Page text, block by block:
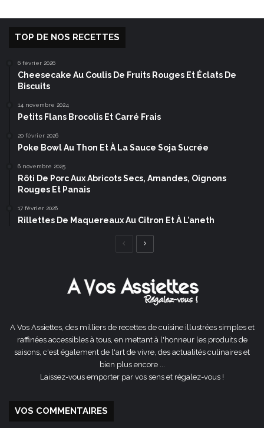
TOP DE NOS RECETTES
6 février 2026
Cheesecake Au Coulis De Fruits Rouges Et Éclats De
Biscuits
14 novembre 2024
Petits Flans Brocolis Et Carré Frais
20 février 2026
Poke Bowl Au Thon Et À La Sauce Soja Sucrée
6 novembre 2025
Rôti De Porc Aux Abricots Secs, Amandes, Oignons
Rouges Et Panais
17 février 2026
Rillettes De Maquereaux Au Citron Et À L’aneth
Page
A Vos Assiettes, des milliers de recettes de cuisine illustrées simples et
raffinées accessibles à tous, en mettant à l'honneur les produits de
saisons, c'est également de l'art de vivre, des actualités culinaires et
bien plus encore ...
Laissez-vous emporter par vos sens et régalez-vous !
VOS COMMENTAIRES